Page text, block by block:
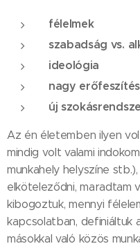
félelmek
szabadság vs.
ideológia
nagy
új
Az én életemben ilyen
mindig volt valami
munkahely helyszíne
elköteleződni, maradtam
kibogoztuk, mennyi
kapcsolatban, definiáltuk
másokkal való közös